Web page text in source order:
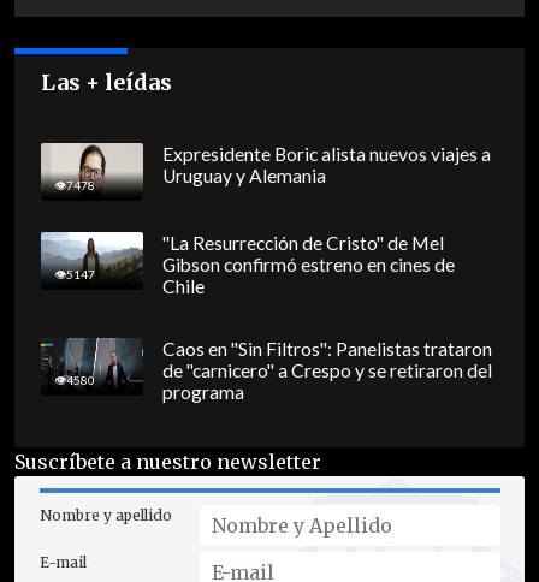
Las + leídas
7478
Expresidente Boric alista nuevos viajes a
Uruguay y Alemania
5147
"La Resurrección de Cristo" de Mel
Gibson confirmó estreno en cines de
Chile
4580
Caos en "Sin Filtros": Panelistas trataron
de "carnicero" a Crespo y se retiraron del
programa
Suscríbete a nuestro newsletter
Nombre y apellido
E-mail